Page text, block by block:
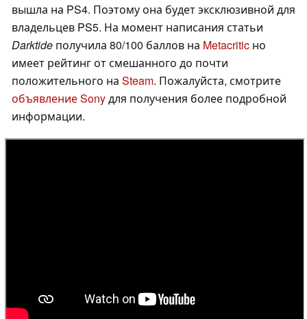
вышла на PS4. Поэтому она будет эксклюзивной для
владельцев PS5. На момент написания статьи
Darktide получила 80/100 баллов на Metacritic но
имеет рейтинг от смешанного до почти
положительного на Steam. Пожалуйста, смотрите
объявление Sonyдля получения более подробной
информации.